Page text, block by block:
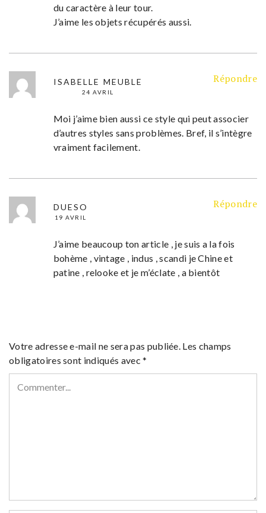
du caractère à leur tour.
J’aime les objets récupérés aussi.
ISABELLE MEUBLE
24 AVRIL
Répondre
Moi j’aime bien aussi ce style qui peut associer
d’autres styles sans problèmes. Bref, il s’intègre
vraiment facilement.
DUESO
19 AVRIL
Répondre
J’aime beaucoup ton article , je suis a la fois
bohème , vintage , indus , scandi je Chine et
patine , relooke et je m’éclate , a bientôt
Votre adresse e-mail ne sera pas publiée. Les champs
obligatoires sont indiqués avec*